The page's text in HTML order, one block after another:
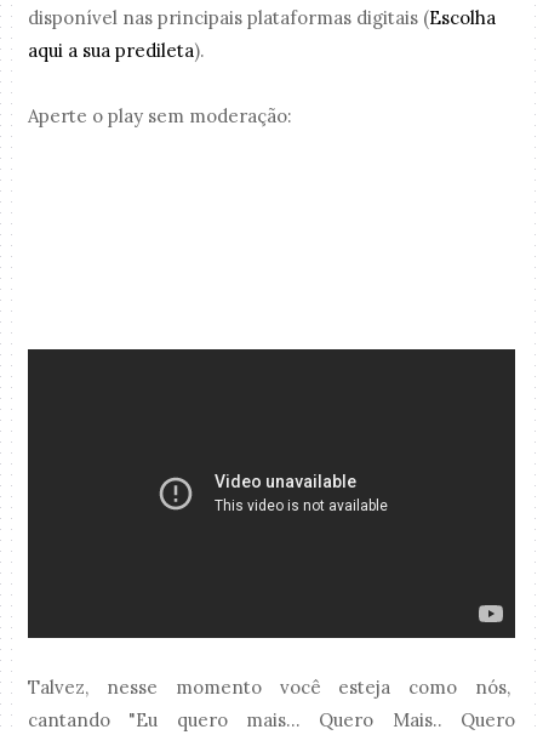
disponível nas principais plataformas digitais (Escolha
aqui a sua predileta).
Aperte o play sem moderação:
Talvez, nesse momento você esteja como nós,
cantando "Eu quero mais... Quero Mais.. Quero